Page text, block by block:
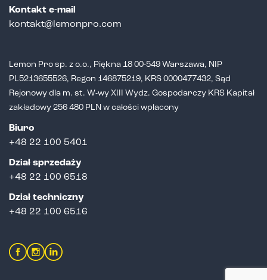
Kontakt e-mail
kontakt@lemonpro.com
Lemon Pro sp. z o.o., Piękna 18 00-549 Warszawa, NIP
PL5213655526, Regon 146875219, KRS 0000477432, Sąd
Rejonowy dla m. st. W-wy XIII Wydz. Gospodarczy KRS Kapitał
zakładowy 256 480 PLN w całości wpłacony
Biuro
+48 22 100 5401
Dział sprzedaży
+48 22 100 6518
Dział techniczny
+48 22 100 6516